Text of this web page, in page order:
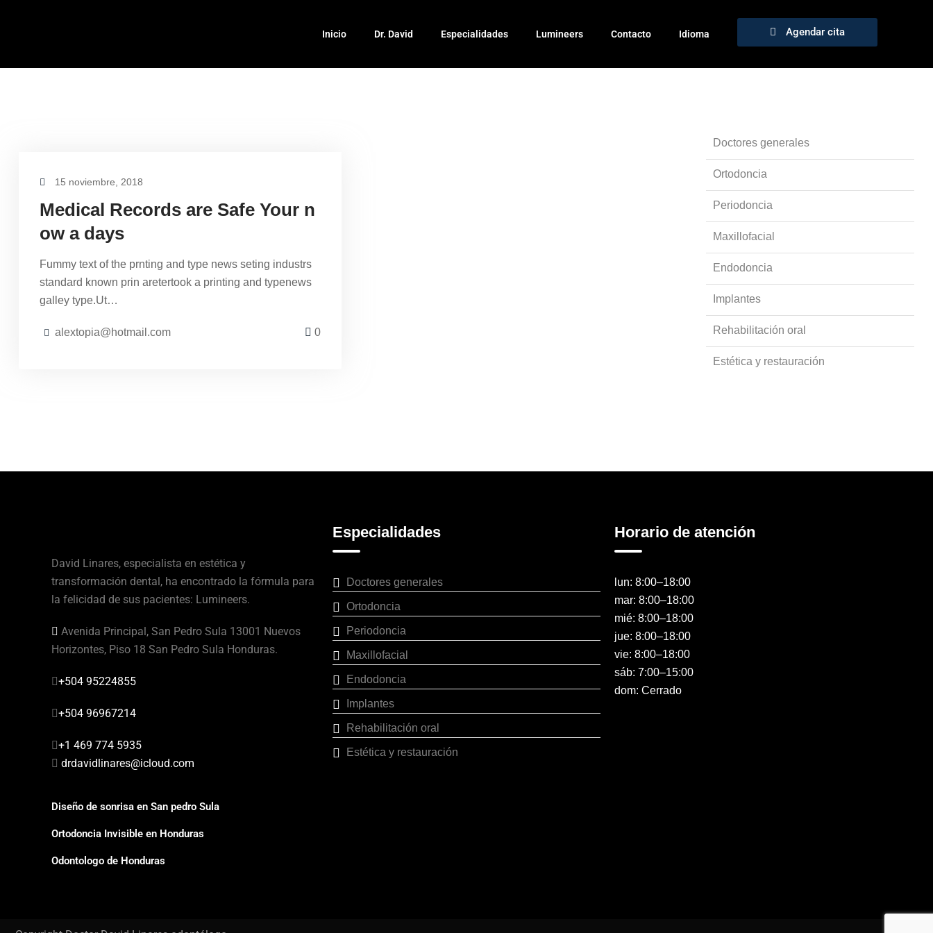
Inicio Dr. David Especialidades Lumineers Contacto Idioma Agendar cita
15 noviembre, 2018
Medical Records are Safe Your n
ow a days
Fummy text of the prnting and type news seting industrs
standard known prin aretertook a printing and typenews
galley type.Ut…
alextopia@hotmail.com 0
Doctores generales
Ortodoncia
Periodoncia
Maxillofacial
Endodoncia
Implantes
Rehabilitación oral
Estética y restauración
David Linares, especialista en estética y
transformación dental, ha encontrado la fórmula para
la felicidad de sus pacientes: Lumineers.
Avenida Principal, San Pedro Sula 13001 Nuevos
Horizontes, Piso 18 San Pedro Sula Honduras.
+504 95224855
+504 96967214
+1 469 774 5935
drdavidlinares@icloud.com
Diseño de sonrisa en San pedro Sula
Ortodoncia Invisible en Honduras
Odontologo de Honduras
Especialidades
Doctores generales
Ortodoncia
Periodoncia
Maxillofacial
Endodoncia
Implantes
Rehabilitación oral
Estética y restauración
Horario de atención
lun: 8:00–18:00
mar: 8:00–18:00
mié: 8:00–18:00
jue: 8:00–18:00
vie: 8:00–18:00
sáb: 7:00–15:00
dom: Cerrado